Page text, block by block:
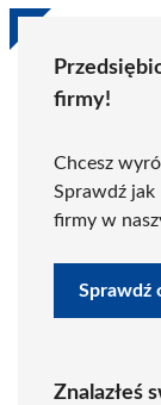
firmy!
Chcesz
Sprawdź
firmy w
Sprawdź
Znalazłeś